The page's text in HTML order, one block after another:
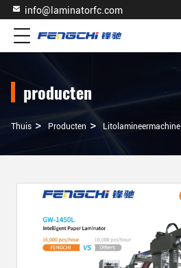
info@laminatorfc.com
producten
Thuis > Producten > Litolamineermachine